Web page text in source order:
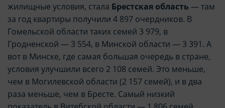
жилищные условия, стала Брестская область — там
за год квартиры получили 4 897 очердников. В
Гомельской области таких семей 3 979, в
Гродненской — 3 554, в Минской области — 3 391. А
вот в Минске, где самая большая очередь в стране,
условия улучшили всего 2 108 семей. Это меньше,
чем в Могилевской области (2 157 семей), и в два
раза меньше, чем в Бресте. Самый низкий